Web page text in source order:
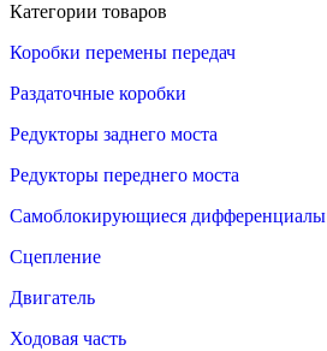
Категории товаров
Коробки перемены передач
Раздаточные коробки
Редукторы заднего моста
Редукторы переднего моста
Самоблокирующиеся дифференциалы
Сцепление
Двигатель
Ходовая часть